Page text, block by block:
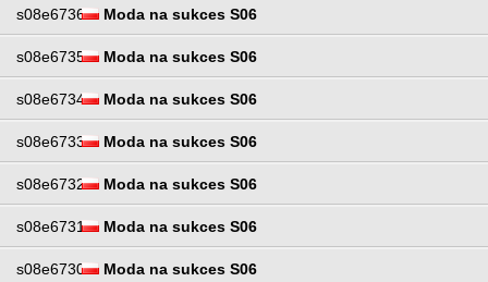
s08e6736 Moda na sukces S06
s08e6735 Moda na sukces S06
s08e6734 Moda na sukces S06
s08e6733 Moda na sukces S06
s08e6732 Moda na sukces S06
s08e6731 Moda na sukces S06
s08e6730 Moda na sukces S06